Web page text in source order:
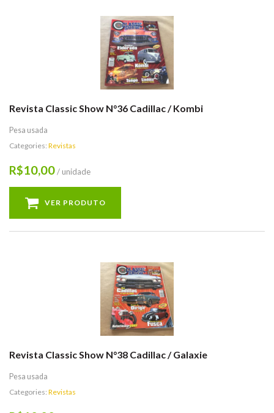
Revista Classic Show N°36 Cadillac / Kombi
Pesa usada
Categories: Revistas
R$10,00/ unidade
VER PRODUTO
Revista Classic Show N°38 Cadillac / Galaxie
Pesa usada
Categories: Revistas